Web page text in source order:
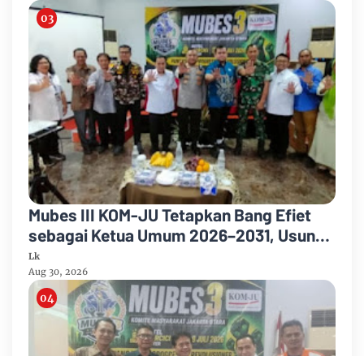
Mubes III KOM-JU Tetapkan Bang Efiet
sebagai Ketua Umum 2026–2031, Usung
Semangat Persatuan dan Pengabdian
Lk
Aug 30, 2026